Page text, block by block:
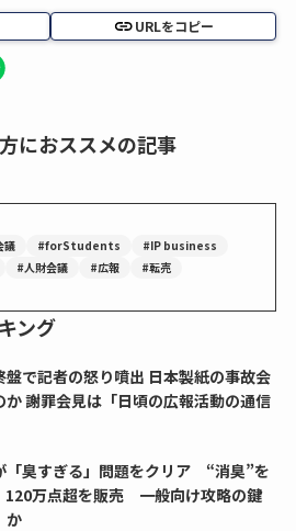
URLをコピー
におススメの記事
議 #forStudents
#IP business
#人財会議 #広報 #転売
ング
盤で記者の怒り噴出 日本製紙の事故会
か 謝罪会見は「日頃の広報活動の通信
「臭すぎる」問題をクリア “消臭”を
120万点超を販売 一般向け攻略の鍵
か